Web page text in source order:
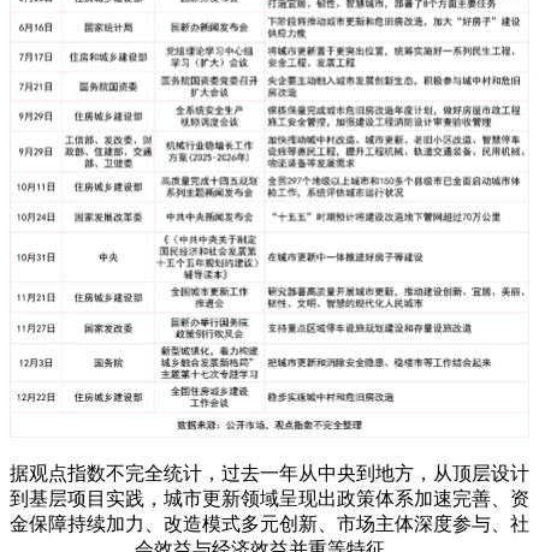
据观点指数不完全统计，过去一年从中央到地方，从顶层设计
到基层项目实践，城市更新领域呈现出政策体系加速完善、资
金保障持续加力、改造模式多元创新、市场主体深度参与、社